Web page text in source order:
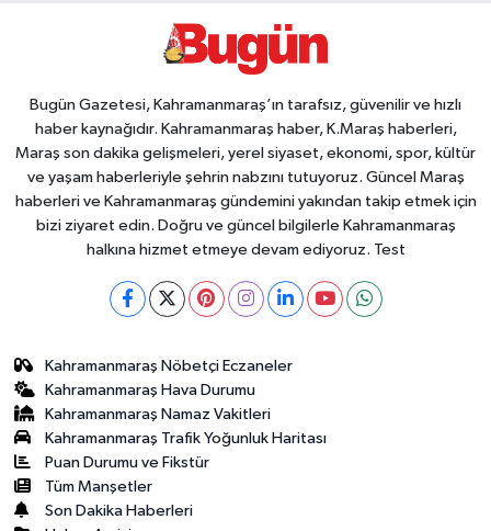
Bugün Gazetesi, Kahramanmaraş’ın tarafsız, güvenilir ve hızlı
haber kaynağıdır. Kahramanmaraş haber, K.Maraş haberleri,
Maraş son dakika gelişmeleri, yerel siyaset, ekonomi, spor, kültür
ve yaşam haberleriyle şehrin nabzını tutuyoruz. Güncel Maraş
haberleri ve Kahramanmaraş gündemini yakından takip etmek için
bizi ziyaret edin. Doğru ve güncel bilgilerle Kahramanmaraş
halkına hizmet etmeye devam ediyoruz. Test
Kahramanmaraş Nöbetçi Eczaneler
Kahramanmaraş Hava Durumu
Kahramanmaraş Namaz Vakitleri
Kahramanmaraş Trafik Yoğunluk Haritası
Puan Durumu ve Fikstür
Tüm Manşetler
Son Dakika Haberleri